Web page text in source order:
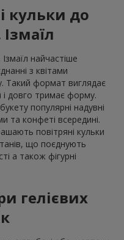
кульки до
найчастіше
з квітами
Такий формат виглядає
і довго тримає форму.
популярні надувні
та конфеті всередині.
повітряні кульки
що поєднують
а також фігурні
гелієвих